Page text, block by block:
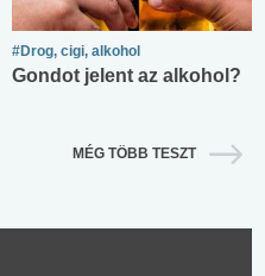
#Drog, cigi, alkohol
Gondot jelent az alkohol?
MÉG TÖBB TESZT